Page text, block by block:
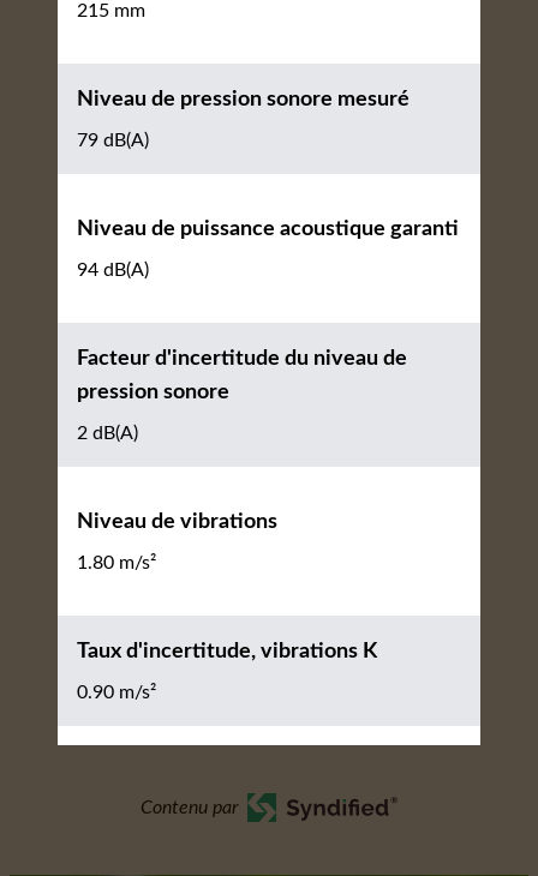
215 mm
Niveau de pression sonore mesuré
79 dB(A)
Niveau de puissance acoustique garanti
94 dB(A)
Facteur d'incertitude du niveau de
pression sonore
2 dB(A)
Niveau de vibrations
1.80 m/s²
Taux d'incertitude, vibrations K
0.90 m/s²
Contenu par